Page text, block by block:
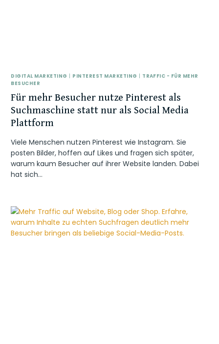
DIGITAL MARKETING | PINTEREST MARKETING | TRAFFIC - FÜR MEHR
BESUCHER
Für mehr Besucher nutze Pinterest als
Suchmaschine statt nur als Social Media
Plattform
Viele Menschen nutzen Pinterest wie Instagram. Sie
posten Bilder, hoffen auf Likes und fragen sich später,
warum kaum Besucher auf ihrer Website landen. Dabei
hat sich…